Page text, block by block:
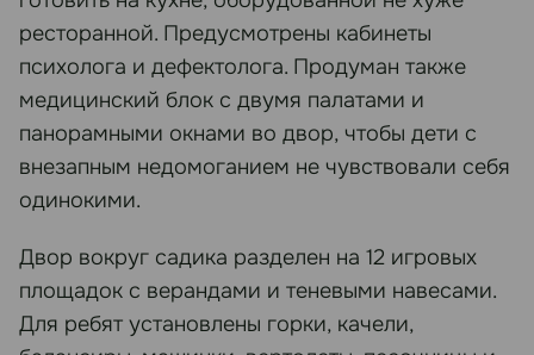
ресторанной. Предусмотрены кабинеты
психолога и дефектолога. Продуман также
медицинский блок с двумя палатами и
панорамными окнами во двор, чтобы дети с
внезапным недомоганием не чувствовали себя
одинокими.
Двор вокруг садика разделен на 12 игровых
площадок с верандами и теневыми навесами.
Для ребят установлены горки, качели,